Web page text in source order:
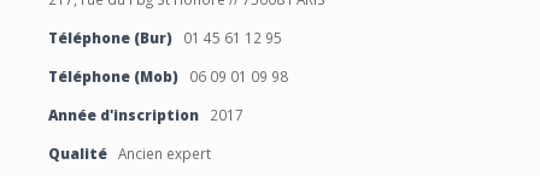
Téléphone (Bur)
01 45 61 12 95
Téléphone (Mob)
06 09 01 09 98
Année d'inscription
2017
Qualité Ancien expert